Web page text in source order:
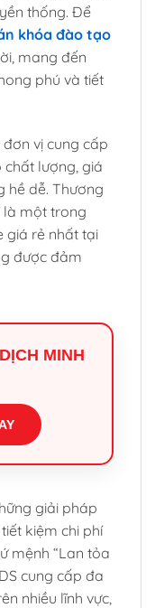
thống. Để
khóa đào tạo
mang đến
phú và tiết
vị cung cấp
lượng, giá
hề dễ. Thương
là một trong
giá rẻ nhất tại
được đảm
MINH
giải pháp
kiệm chi phí
mệnh “Lan tỏa
cung cấp đa
nhiều lĩnh vực,